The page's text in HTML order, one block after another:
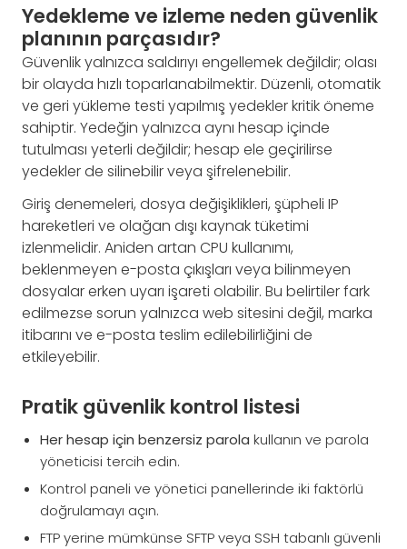
Yedekleme ve izleme neden güvenlik
planının parçasıdır?
Güvenlik yalnızca saldırıyı engellemek değildir; olası
bir olayda hızlı toparlanabilmektir. Düzenli, otomatik
ve geri yükleme testi yapılmış yedekler kritik öneme
sahiptir. Yedeğin yalnızca aynı hesap içinde
tutulması yeterli değildir; hesap ele geçirilirse
yedekler de silinebilir veya şifrelenebilir.
Giriş denemeleri, dosya değişiklikleri, şüpheli IP
hareketleri ve olağan dışı kaynak tüketimi
izlenmelidir. Aniden artan CPU kullanımı,
beklenmeyen e-posta çıkışları veya bilinmeyen
dosyalar erken uyarı işareti olabilir. Bu belirtiler fark
edilmezse sorun yalnızca web sitesini değil, marka
itibarını ve e-posta teslim edilebilirliğini de
etkileyebilir.
Pratik güvenlik kontrol listesi
Her hesap için benzersiz parola kullanın ve parola
yöneticisi tercih edin.
Kontrol paneli ve yönetici panellerinde iki faktörlü
doğrulamayı açın.
FTP yerine mümkünse SFTP veya SSH tabanlı güvenli